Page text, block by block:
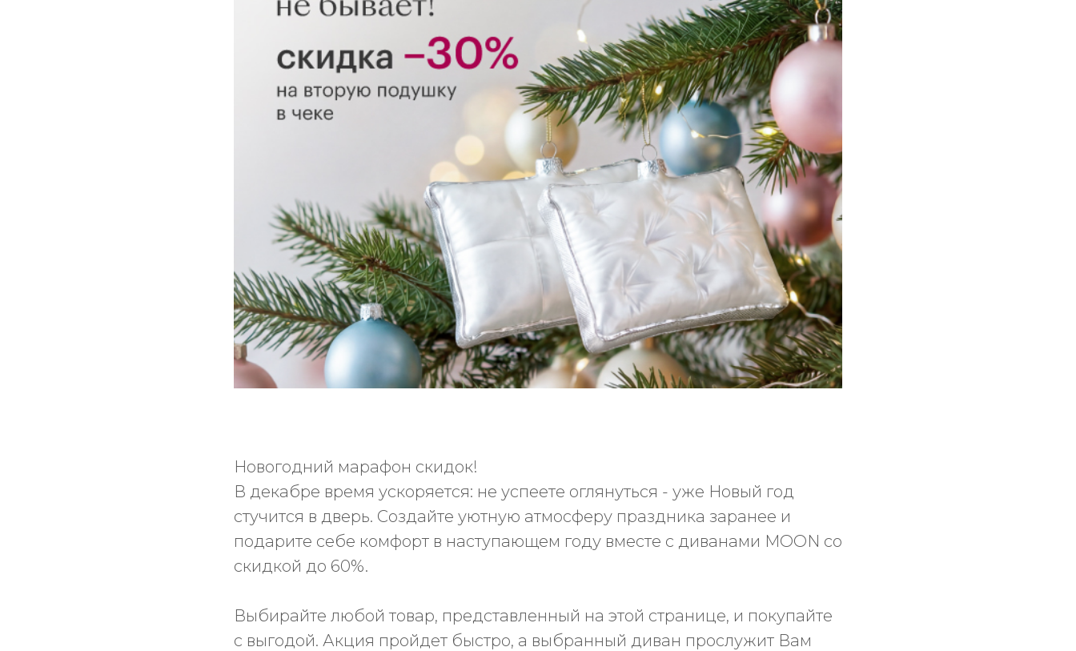
Новогодний марафон скидок!
В декабре время ускоряется: не успеете оглянуться - уже Новый год
стучится в дверь. Создайте уютную атмосферу праздника заранее и
подарите себе комфорт в наступающем году вместе с диванами MOON со
скидкой до 60%.
Выбирайте любой товар, представленный на этой странице, и покупайте
с выгодой. Акция пройдет быстро, а выбранный диван прослужит Вам